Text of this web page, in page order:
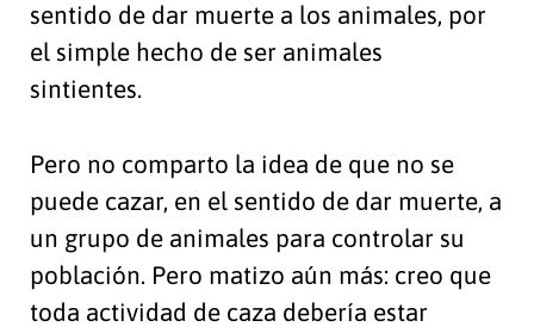
sentido de dar muerte a los animales, por
el simple hecho de ser animales
sintientes.
Pero no comparto la idea de que no se
puede cazar, en el sentido de dar muerte, a
un grupo de animales para controlar su
población. Pero matizo aún más: creo que
toda actividad de caza debería estar